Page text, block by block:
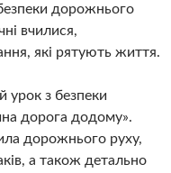
дорожнього
вчилися,
які рятують життя.
урок з безпеки
дорога додому».
дорожнього руху,
а також детально